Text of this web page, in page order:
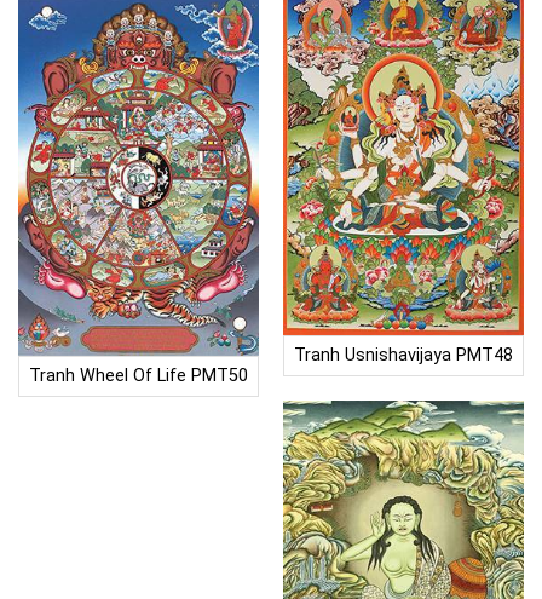
Tranh Usnishavijaya PMT48
Tranh Wheel Of Life PMT50